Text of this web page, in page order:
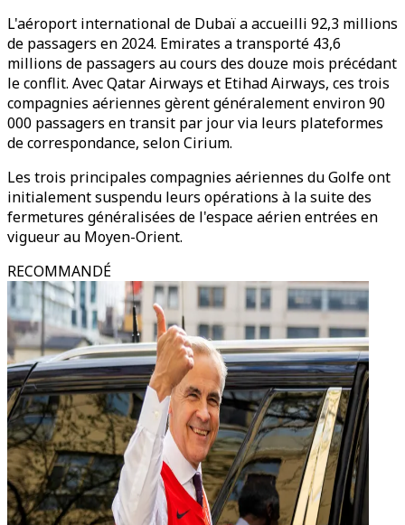
L'aéroport international de Dubaï a accueilli 92,3 millions
de passagers en 2024. Emirates a transporté 43,6
millions de passagers au cours des douze mois précédant
le conflit. Avec Qatar Airways et Etihad Airways, ces trois
compagnies aériennes gèrent généralement environ 90
000 passagers en transit par jour via leurs plateformes
de correspondance, selon Cirium.
Les trois principales compagnies aériennes du Golfe ont
initialement suspendu leurs opérations à la suite des
fermetures généralisées de l'espace aérien entrées en
vigueur au Moyen-Orient.
RECOMMANDÉ